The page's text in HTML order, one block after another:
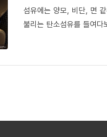
섬유에는 양모, 비단, 면
불리는 탄소섬유를 들여다